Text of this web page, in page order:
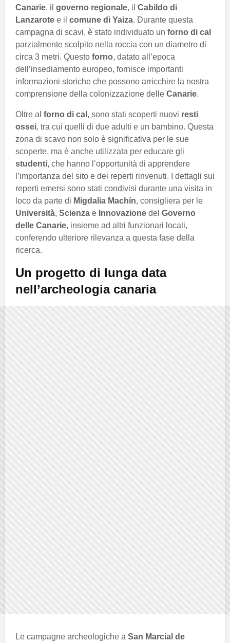
Canarie, il governo regionale, il Cabildo di
Lanzarote e il comune di Yaiza. Durante questa
campagna di scavi, è stato individuato un forno di cal
parzialmente scolpito nella roccia con un diametro di
circa 3 metri. Questo forno, datato all’epoca
dell’insediamento europeo, fornisce importanti
informazioni storiche che possono arricchire la nostra
comprensione della colonizzazione delle Canarie.
Oltre al forno di cal , sono stati scoperti nuovi resti
ossei, tra cui quelli di due adulti e un bambino. Questa
zona di scavo non solo è significativa per le sue
scoperte, ma è anche utilizzata per educare gli
studenti, che hanno l’opportunità di apprendere
l’importanza del sito e dei reperti rinvenuti. I dettagli sui
reperti emersi sono stati condivisi durante una visita in
loco da parte di Migdalia Machín, consigliera per le
Università, Scienza e Innovazione del Governo
delle Canarie, insieme ad altri funzionari locali,
conferendo ulteriore rilevanza a questa fase della
ricerca.
Un progetto di lunga data
nell’archeologia canaria
Le campagne archeologiche a San Marcial de